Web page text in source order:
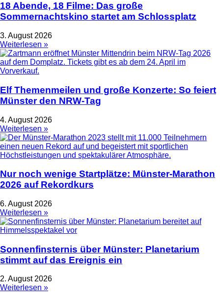
18 Abende, 18 Filme: Das große
Sommernachtskino startet am Schlossplatz
3. August 2026
Weiterlesen »
Elf Themenmeilen und große Konzerte: So feiert
Münster den NRW-Tag
4. August 2026
Weiterlesen »
Nur noch wenige Startplätze: Münster-Marathon
2026 auf Rekordkurs
6. August 2026
Weiterlesen »
Sonnenfinsternis über Münster: Planetarium
stimmt auf das Ereignis ein
2. August 2026
Weiterlesen »